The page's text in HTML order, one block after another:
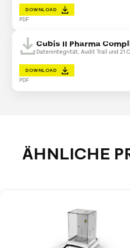
DOWNLOAD
PDF
Cubis II Pharma
Datenintegrität, Audit Trail und 21
DOWNLOAD
PDF
ÄHNLICHE